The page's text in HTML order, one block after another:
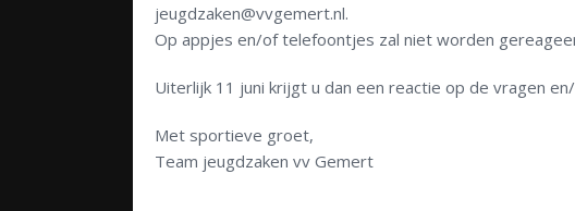
jeugdzaken@vvgemert.nl.
Op appjes en/of telefoontjes zal niet worden
Uiterlijk 11 juni krijgt u dan een reactie op de vragen
Met sportieve groet,
Team jeugdzaken vv Gemert